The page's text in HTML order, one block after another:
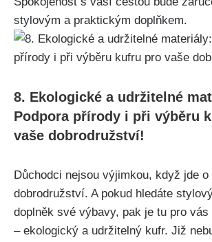
stylovým a praktickým doplňkem.
8. Ekologické a udržitelné
Podpora přírody i při výběru
vaše​ dobrodružství!
Důchodci nejsou výjimkou, když jde
dobrodružství. A pokud hledáte
doplněk své výbavy, ‌pak je tu pro
– ekologický a udržitelný ⁢kufr. ‌Již